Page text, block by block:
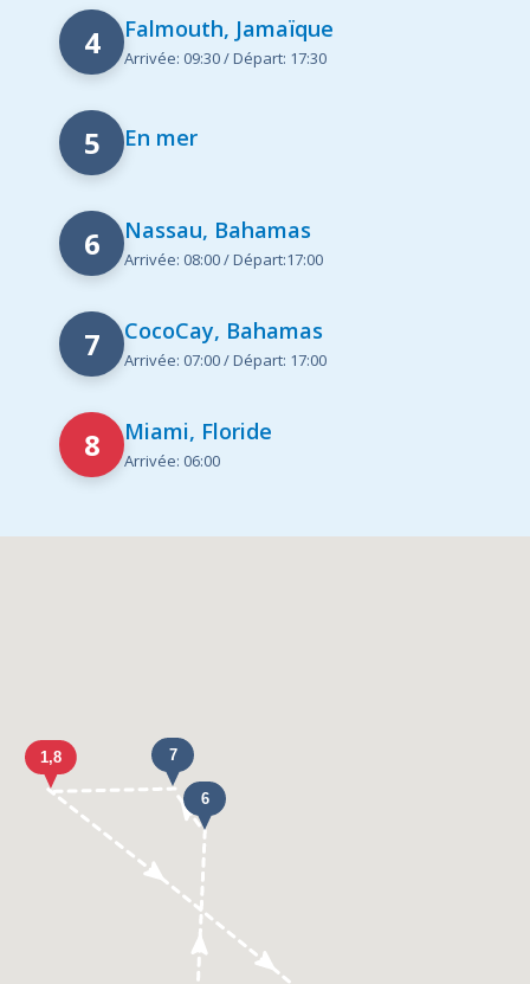
4 Falmouth, Jamaïque
Arrivée: 09:30 / Départ: 17:30
5 En mer
6 Nassau, Bahamas
Arrivée: 08:00 / Départ:17:00
7 CocoCay, Bahamas
Arrivée: 07:00 / Départ: 17:00
8 Miami, Floride
Arrivée: 06:00